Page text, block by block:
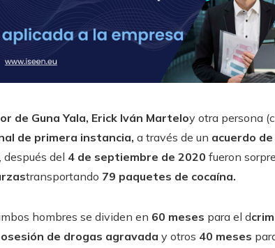
de Guna Yala, Erick Iván Marteloy otra persona
de primera instancia, a través de un acuerdo
después del 4 de septiembre de 2020 fueron
transportando 79 paquetes de cocaína.
hombres se dividen en 60 meses para el d
de drogas agravada y otros 40 meses